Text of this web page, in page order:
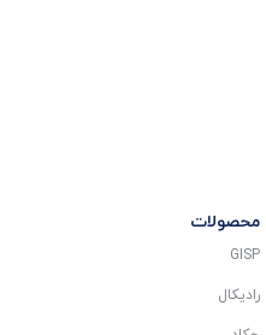
محصولات
GISP
رادیکال